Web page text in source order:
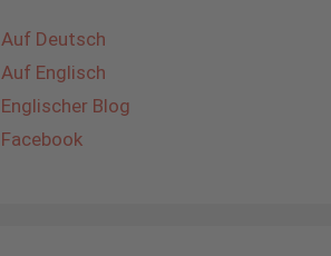
Auf Deutsch
Auf Englisch
Englischer Blog
Facebook